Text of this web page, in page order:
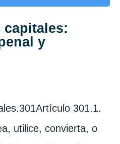
capitales:
y
301.1.
utilice, convierta, o